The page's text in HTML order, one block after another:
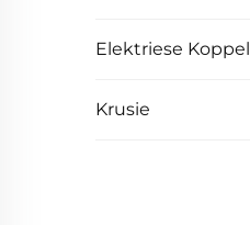
Elektriese Koppel
Krusie